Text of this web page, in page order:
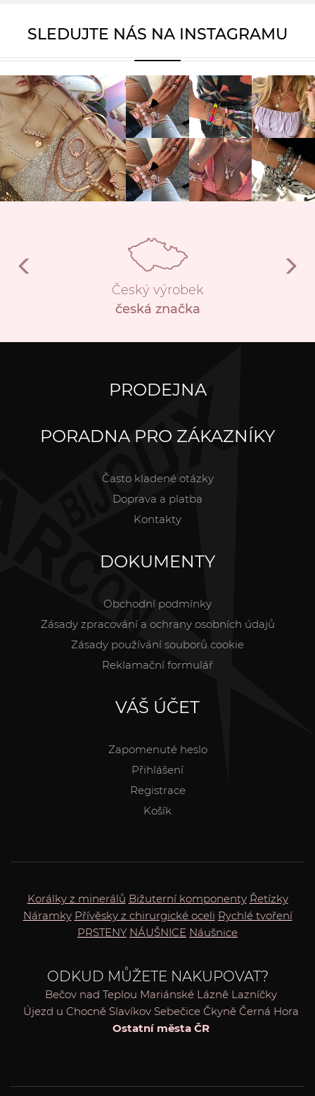
SLEDUJTE NÁS NA INSTAGRAMU
Český výrobek
česká značka
PRODEJNA
PORADNA PRO ZÁKAZNÍKY
Často kladené otázky
Doprava a platba
Kontakty
DOKUMENTY
Obchodní podmínky
Zásady zpracování a ochrany osobních údajů
Zásady používání souborů cookie
Reklamační formulář
VÁŠ ÚČET
Zapomenuté heslo
Přihlášení
Registrace
Košík
Korálky z minerálů Bižuterní komponenty Řetízky
Náramky Přívěsky z chirurgické oceli Rychlé tvoření
PRSTENY NÁUŠNICE Náušnice
ODKUD MŮŽETE NAKUPOVAT?
Bečov nad Teplou Mariánské Lázně Lazníčky
Újezd u Chocně Slavíkov Sebečice Čkyně Černá Hora
Ostatní města ČR